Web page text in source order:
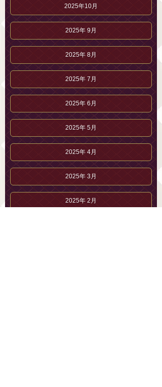
2025年10月
2025年 9月
2025年 8月
2025年 7月
2025年 6月
2025年 5月
2025年 4月
2025年 3月
2025年 2月